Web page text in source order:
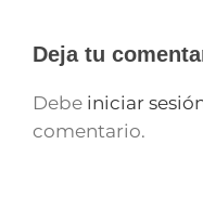
Deja tu
Debe iniciar
comentario.